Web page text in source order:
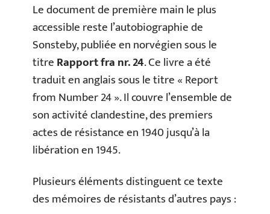
Le document de première main le plus
accessible reste l’autobiographie de
Sonsteby, publiée en norvégien sous le
titreRapport fra nr. 24. Ce livre a été
traduit en anglais sous le titre « Report
from Number 24 ». Il couvre l’ensemble de
son activité clandestine, des premiers
actes de résistance en 1940 jusqu’à la
libération en 1945.
Plusieurs éléments distinguent ce texte
des mémoires de résistants d’autres pays :